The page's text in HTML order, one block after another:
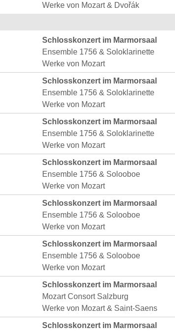
Werke von Mozart & Dvořák
Schlosskonzert im Marmorsaal
Ensemble 1756 & Soloklarinette
Werke von Mozart
Schlosskonzert im Marmorsaal
Ensemble 1756 & Soloklarinette
Werke von Mozart
Schlosskonzert im Marmorsaal
Ensemble 1756 & Soloklarinette
Werke von Mozart
Schlosskonzert im Marmorsaal
Ensemble 1756 & Solooboe
Werke von Mozart
Schlosskonzert im Marmorsaal
Ensemble 1756 & Solooboe
Werke von Mozart
Schlosskonzert im Marmorsaal
Ensemble 1756 & Solooboe
Werke von Mozart
Schlosskonzert im Marmorsaal
Mozart Consort Salzburg
Werke von Mozart & Saint-Saens
Schlosskonzert im Marmorsaal